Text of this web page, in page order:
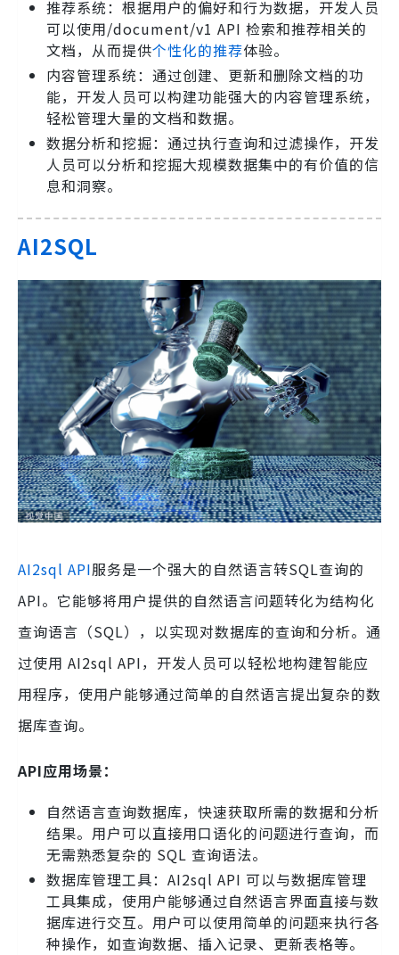
推荐系统：根据用户的偏好和行为数据，开发人员
可以使用/document/v1 API 检索和推荐相关的
文档，从而提供个性化的推荐体验。
内容管理系统：通过创建、更新和删除文档的功
能，开发人员可以构建功能强大的内容管理系统，
轻松管理大量的文档和数据。
数据分析和挖掘：通过执行查询和过滤操作，开发
人员可以分析和挖掘大规模数据集中的有价值的信
息和洞察。
AI2SQL
AI2sql API服务是一个强大的自然语言转SQL查询的
API。它能够将用户提供的自然语言问题转化为结构化
查询语言（SQL），以实现对数据库的查询和分析。通
过使用 AI2sql API，开发人员可以轻松地构建智能应
用程序，使用户能够通过简单的自然语言提出复杂的数
据库查询。
API应用场景：
自然语言查询数据库，快速获取所需的数据和分析
结果。用户可以直接用口语化的问题进行查询，而
无需熟悉复杂的 SQL 查询语法。
数据库管理工具：AI2sql API 可以与数据库管理
工具集成，使用户能够通过自然语言界面直接与数
据库进行交互。用户可以使用简单的问题来执行各
种操作，如查询数据、插入记录、更新表格等。